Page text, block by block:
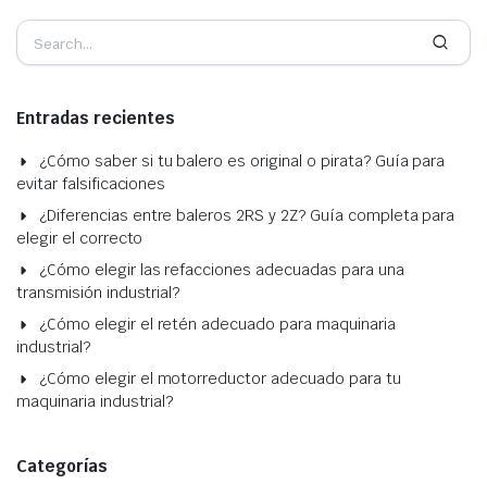
Entradas recientes
¿Cómo saber si tu balero es original o pirata? Guía para
evitar falsificaciones
¿Diferencias entre baleros 2RS y 2Z? Guía completa para
elegir el correcto
¿Cómo elegir las refacciones adecuadas para una
transmisión industrial?
¿Cómo elegir el retén adecuado para maquinaria
industrial?
¿Cómo elegir el motorreductor adecuado para tu
maquinaria industrial?
Categorías